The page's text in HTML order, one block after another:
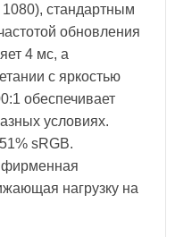
стандартным
обновления
4 мс, а
с яркостью
обеспечивает
условиях.
sRGB.
фирменная
нагрузку на